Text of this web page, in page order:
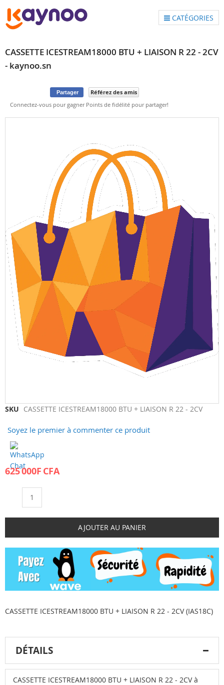
CATÉGORIES
CASSETTE ICESTREAM18000 BTU + LIAISON R 22 - 2CV
- kaynoo.sn
Partager
Référez des amis
Connectez-vous pour gagner Points de fidélité pour partager!
SKU CASSETTE ICESTREAM18000 BTU + LIAISON R 22 - 2CV
Soyez le premier à commenter ce produit
625 000F CFA
AJOUTER AU PANIER
CASSETTE ICESTREAM18000 BTU + LIAISON R 22 - 2CV (IAS18C)
Skip
the
beginning
of
the
images
gallery
DÉTAILS
CASSETTE ICESTREAM18000 BTU + LIAISON R 22 - 2CV à